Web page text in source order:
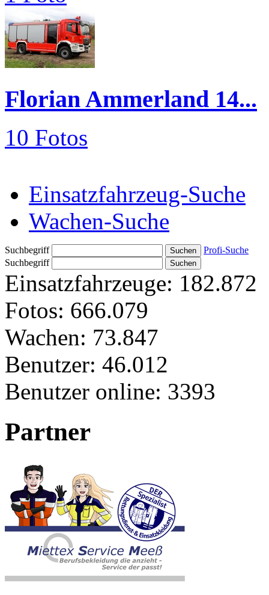
Florian Ammerland 14...
10 Fotos
Einsatzfahrzeug-Suche
Wachen-Suche
Suchbegriff
Profi-Suche
Suchbegriff
Einsatzfahrzeuge: 182.872
Fotos: 666.079
Wachen: 73.847
Benutzer: 46.012
Benutzer online: 3393
Partner